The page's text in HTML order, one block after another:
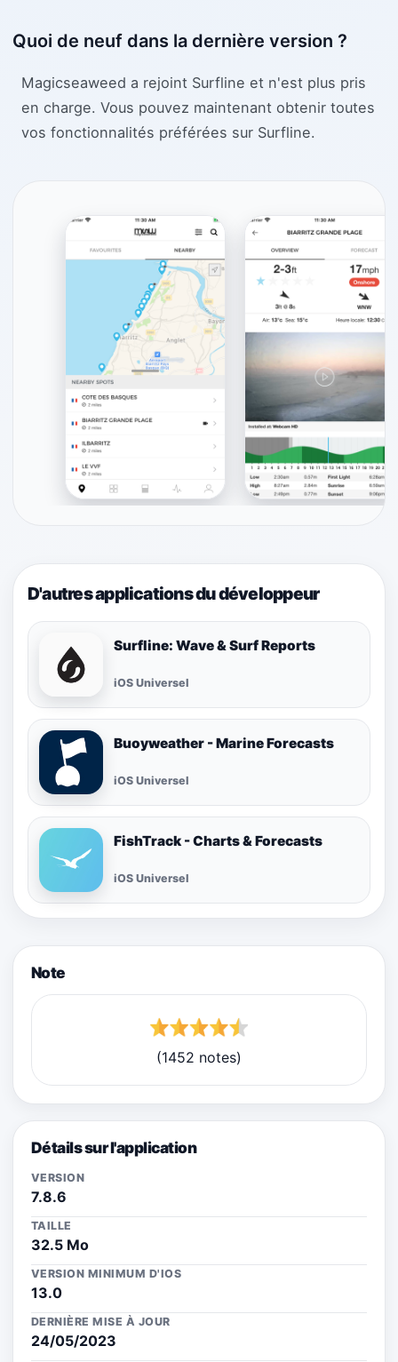
Quoi de neuf dans la dernière version ?
Magicseaweed a rejoint Surfline et n'est plus pris
en charge. Vous pouvez maintenant obtenir toutes
vos fonctionnalités préférées sur Surfline.
D'autres applications du développeur
Surfline: Wave & Surf Reports
iOS Universel
Buoyweather - Marine Forecasts
iOS Universel
FishTrack - Charts & Forecasts
iOS Universel
Note
(1452 notes)
Détails sur l'application
VERSION
7.8.6
TAILLE
32.5 Mo
VERSION MINIMUM D'IOS
13.0
DERNIÈRE MISE À JOUR
24/05/2023